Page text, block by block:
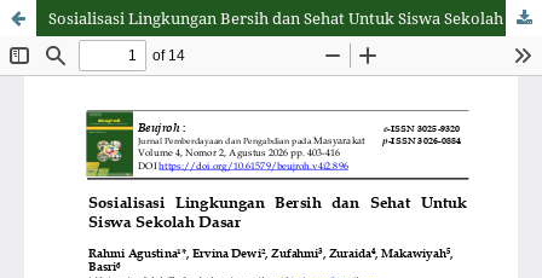
Sosialisasi Lingkungan Bersih dan Sehat Untuk Siswa Sekolah Dasar